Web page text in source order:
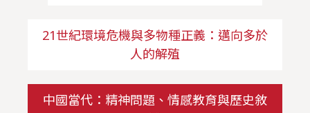
21世紀環境危機與多物種正義：邁向多於
人的解殖
中國當代：精神問題、情感教育與歷史敘